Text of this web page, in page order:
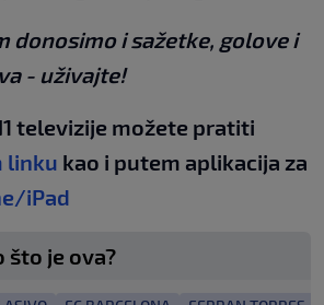
donosimo i sažetke, golove i
- uživajte!
televizije možete pratiti
linku kao i putem aplikacija za
iPad
što je ova?